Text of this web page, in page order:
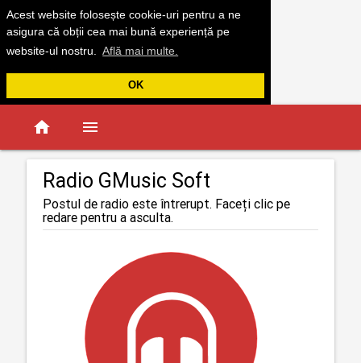
Acest website folosește cookie-uri pentru a ne
asigura că obții cea mai bună experiență pe
website-ul nostru.
Află mai multe.
OK
home menu
Radio GMusic Soft
Postul de radio este întrerupt. Faceți clic pe
redare pentru a asculta.